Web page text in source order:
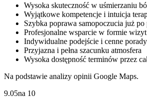
Wysoka skuteczność w uśmierzaniu
Wyjątkowe kompetencje i intuicja
Szybka poprawa samopoczucia już
Profesjonalne wsparcie w formie
Indywidualne podejście i cenne
Przyjazna i pełna szacunku atmosfera
Wysoka dostępność terminów przez
Na podstawie analizy opinii Google Maps.
9.05na 10